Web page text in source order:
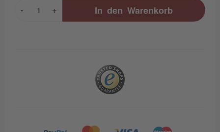
+
- In den Warenkorb